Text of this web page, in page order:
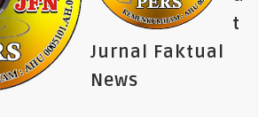
t
Jurnal Faktual
News